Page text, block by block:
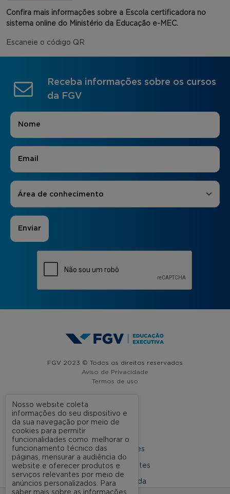
Confira mais informações sobre a Escola certificadora no
sistema online do Ministério da Educação e-MEC.
Escaneie o código QR
Receba informações sobre os cursos
da FGV
Nome
E-mail
Áreas de Interesse
Área de conhecimento
FGV 2023 © Todos os direitos reservados
Aviso de Privacidade
Termos de uso
A FGV
Nossas Unidades
Dúvidas Frequentes
Rede Conveniada
Nosso website coleta
informações do seu dispositivo e
da sua navegação por meio de
cookies para permitir
funcionalidades como: melhorar o
funcionamento técnico das
páginas, mensurar a audiência do
website e oferecer produtos e
serviços relevantes por meio de
anúncios personalizados. Para
saber mais sobre as informações